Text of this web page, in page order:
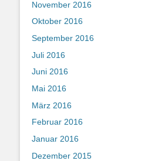
November 2016
Oktober 2016
September 2016
Juli 2016
Juni 2016
Mai 2016
März 2016
Februar 2016
Januar 2016
Dezember 2015